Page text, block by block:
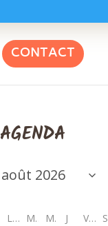
CONTACT
AGENDA
L M M J V